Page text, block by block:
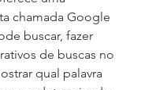
chamada Google
buscar, fazer
de buscas no
qual palavra